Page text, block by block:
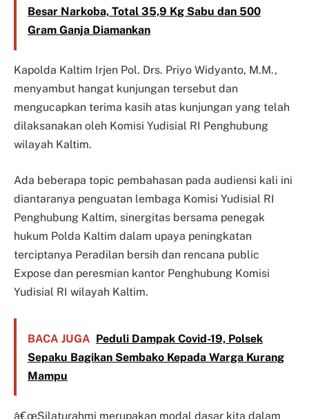
Besar Narkoba, Total 35,9 Kg Sabu dan 500
Gram Ganja Diamankan
Kapolda Kaltim Irjen Pol. Drs. Priyo Widyanto, M.M.,
menyambut hangat kunjungan tersebut dan
mengucapkan terima kasih atas kunjungan yang telah
dilaksanakan oleh Komisi Yudisial RI Penghubung
wilayah Kaltim.
Ada beberapa topic pembahasan pada audiensi kali ini
diantaranya penguatan lembaga Komisi Yudisial RI
Penghubung Kaltim, sinergitas bersama penegak
hukum Polda Kaltim dalam upaya peningkatan
terciptanya Peradilan bersih dan rencana public
Expose dan peresmian kantor Penghubung Komisi
Yudisial RI wilayah Kaltim.
BACA JUGA Peduli Dampak Covid-19, Polsek
Sepaku Bagikan Sembako Kepada Warga Kurang
Mampu
â€œSilaturahmi merupakan modal dasar kita dalam